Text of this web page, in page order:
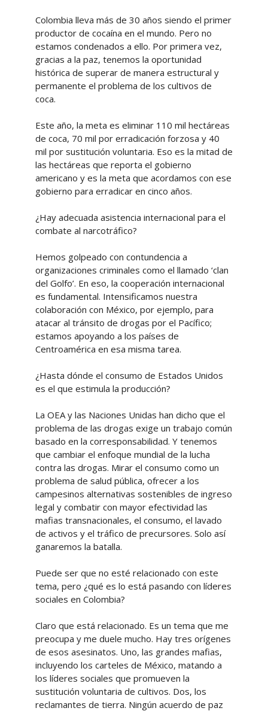
Colombia lleva más de 30 años siendo el primer
productor de cocaína en el mundo. Pero no
estamos condenados a ello. Por primera vez,
gracias a la paz, tenemos la oportunidad
histórica de superar de manera estructural y
permanente el problema de los cultivos de
coca.
Este año, la meta es eliminar 110 mil hectáreas
de coca, 70 mil por erradicación forzosa y 40
mil por sustitución voluntaria. Eso es la mitad de
las hectáreas que reporta el gobierno
americano y es la meta que acordamos con ese
gobierno para erradicar en cinco años.
¿Hay adecuada asistencia internacional para el
combate al narcotráfico?
Hemos golpeado con contundencia a
organizaciones criminales como el llamado ‘clan
del Golfo’. En eso, la cooperación internacional
es fundamental. Intensificamos nuestra
colaboración con México, por ejemplo, para
atacar al tránsito de drogas por el Pacífico;
estamos apoyando a los países de
Centroamérica en esa misma tarea.
¿Hasta dónde el consumo de Estados Unidos
es el que estimula la producción?
La OEA y las Naciones Unidas han dicho que el
problema de las drogas exige un trabajo común
basado en la corresponsabilidad. Y tenemos
que cambiar el enfoque mundial de la lucha
contra las drogas. Mirar el consumo como un
problema de salud pública, ofrecer a los
campesinos alternativas sostenibles de ingreso
legal y combatir con mayor efectividad las
mafias transnacionales, el consumo, el lavado
de activos y el tráfico de precursores. Solo así
ganaremos la batalla.
Puede ser que no esté relacionado con este
tema, pero ¿qué es lo está pasando con líderes
sociales en Colombia?
Claro que está relacionado. Es un tema que me
preocupa y me duele mucho. Hay tres orígenes
de esos asesinatos. Uno, las grandes mafias,
incluyendo los carteles de México, matando a
los líderes sociales que promueven la
sustitución voluntaria de cultivos. Dos, los
reclamantes de tierra. Ningún acuerdo de paz